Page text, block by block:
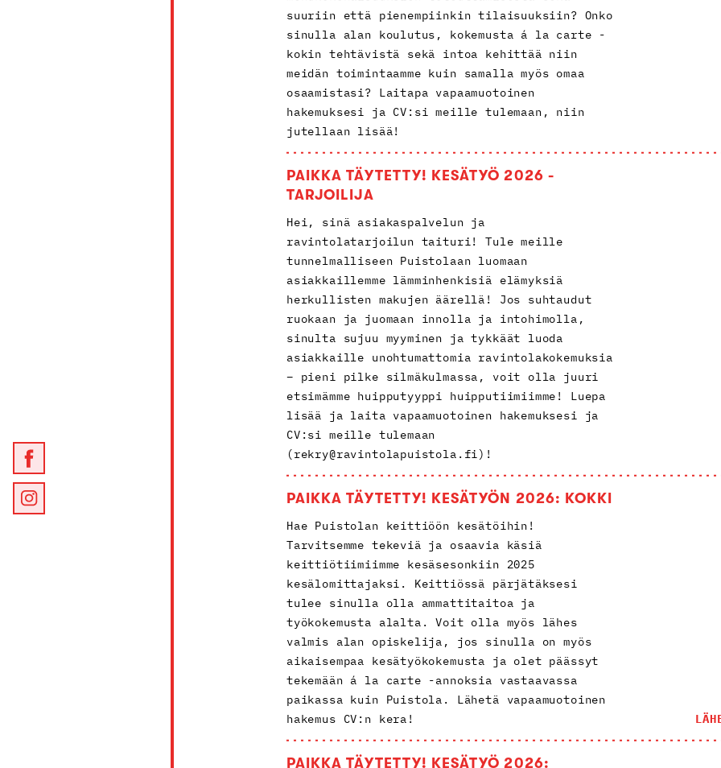
suuriin että pienempiinkin tilaisuuksiin? Onko
sinulla alan koulutus, kokemusta á la carte -
kokin tehtävistä sekä intoa kehittää niin
meidän toimintaamme kuin samalla myös omaa
osaamistasi? Laitapa vapaamuotoinen
hakemuksesi ja CV:si meille tulemaan, niin
jutellaan lisää!
PAIKKA TÄYTETTY! KESÄTYÖ 2026 -
TARJOILIJA
Hei, sinä asiakaspalvelun ja
ravintolatarjoilun taituri! Tule meille
tunnelmalliseen Puistolaan luomaan
asiakkaillemme lämminhenkisiä elämyksiä
herkullisten makujen äärellä! Jos suhtaudut
ruokaan ja juomaan innolla ja intohimolla,
sinulta sujuu myyminen ja tykkäät luoda
asiakkaille unohtumattomia ravintolakokemuksia
– pieni pilke silmäkulmassa, voit olla juuri
etsimämme huipputyyppi huipputiimiimme! Luepa
lisää ja laita vapaamuotoinen hakemuksesi ja
CV:si meille tulemaan
(rekry@ravintolapuistola.fi)!
PAIKKA TÄYTETTY! KESÄTYÖN 2026: KOKKI
Hae Puistolan keittiöön kesätöihin!
Tarvitsemme tekeviä ja osaavia käsiä
keittiötiimiimme kesäsesonkiin 2025
kesälomittajaksi. Keittiössä pärjätäksesi
tulee sinulla olla ammattitaitoa ja
työkokemusta alalta. Voit olla myös lähes
valmis alan opiskelija, jos sinulla on myös
aikaisempaa kesätyökokemusta ja olet päässyt
tekemään á la carte -annoksia vastaavassa
paikassa kuin Puistola. Lähetä vapaamuotoinen
hakemus CV:n kera!
PAIKKA TÄYTETTY! KESÄTYÖ 2026: